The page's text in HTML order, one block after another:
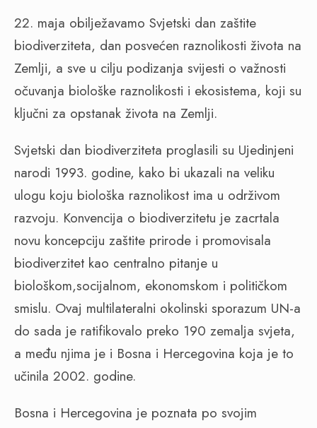
22. maja obilježavamo Svjetski dan zaštite
biodiverziteta, dan posvećen raznolikosti života na
Zemlji, a sve u cilju podizanja svijesti o važnosti
očuvanja biološke raznolikosti i ekosistema, koji su
ključni za opstanak života na Zemlji.
Svjetski dan biodiverziteta proglasili su Ujedinjeni
narodi 1993. godine, kako bi ukazali na veliku
ulogu koju biološka raznolikost ima u održivom
razvoju. Konvencija o biodiverzitetu je zacrtala
novu koncepciju zaštite prirode i promovisala
biodiverzitet kao centralno pitanje u
biološkom,socijalnom, ekonomskom i političkom
smislu. Ovaj multilateralni okolinski sporazum UN-a
do sada je ratifikovalo preko 190 zemalja svjeta,
a među njima je i Bosna i Hercegovina koja je to
učinila 2002. godine.
Bosna i Hercegovina je poznata po svojim